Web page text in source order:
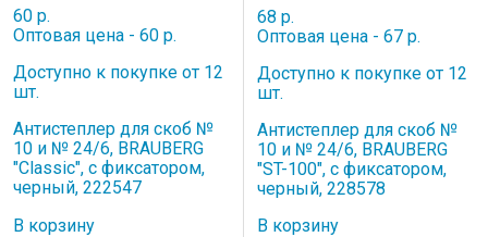
60 р.
Оптовая цена - 60 р.
Доступно к покупке от 12
шт.
Антистеплер для скоб №
10 и № 24/6, BRAUBERG
"Classic", с фиксатором,
черный, 222547
В корзину
68 р.
Оптовая цена - 67 р.
Доступно к покупке от 12
шт.
Антистеплер для скоб №
10 и № 24/6, BRAUBERG
"ST-100", с фиксатором,
черный, 228578
В корзину